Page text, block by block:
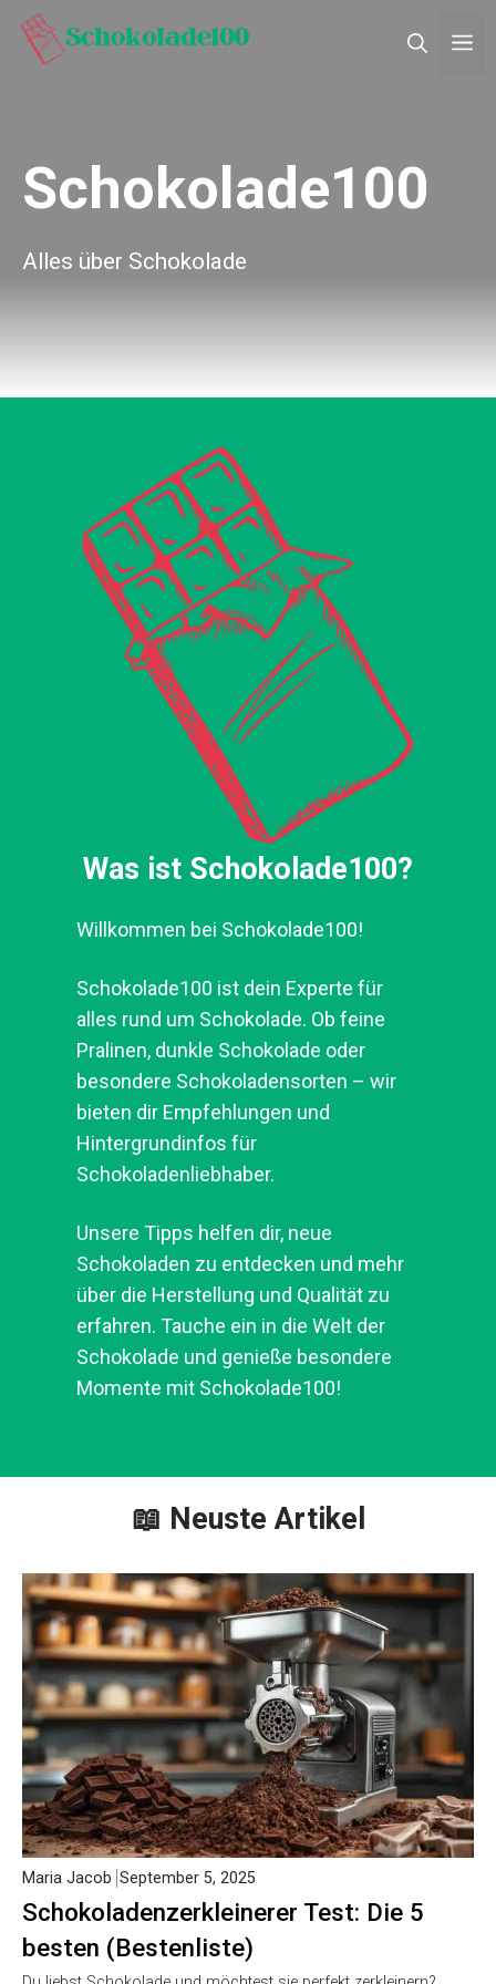
Zum
Inhalt
Schokolade100
Alles über Schokolade
Was ist Schokolade100?
Willkommen bei Schokolade100!
Schokolade100 ist dein Experte für
alles rund um Schokolade. Ob feine
Pralinen, dunkle Schokolade oder
besondere Schokoladensorten – wir
bieten dir Empfehlungen und
Hintergrundinfos für
Schokoladenliebhaber.
Unsere Tipps helfen dir, neue
Schokoladen zu entdecken und mehr
über die Herstellung und Qualität zu
erfahren. Tauche ein in die Welt der
Schokolade und genieße besondere
Momente mit Schokolade100!
📖 Neuste Artikel
Schokoladenzerkleinerer Test: Die 5
besten (Bestenliste)
Maria Jacob September 5, 2025